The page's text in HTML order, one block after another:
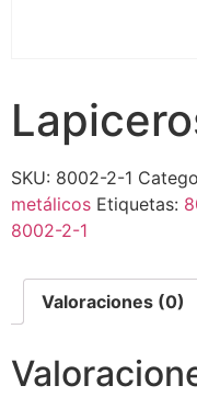
SKU: 8002-2-1
metálicos Etiquetas:
8002-2-1
Valoraciones (0)